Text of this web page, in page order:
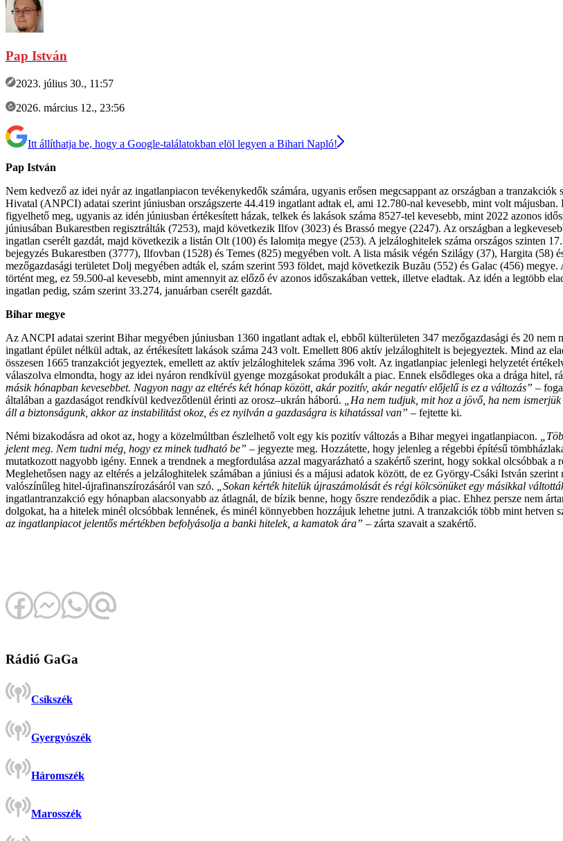
Pap István
2023. július 30., 11:57
2026. március 12., 23:56
Itt állíthatja be, hogy a Google-találatokban elöl legyen a Bihari Napló!
Pap István
Nem kedvező az idei nyár az ingatlanpiacon tevékenykedők számára, ugyanis erősen megcsappant az országban a
Hivatal (ANPCI) adatai szerint júniusban országszerte 44.419 ingatlant adtak el, ami 12.780-nal kevesebb, mint volt
figyelhető meg, ugyanis az idén júniusban értékesített házak, telkek és lakások száma 8527-tel kevesebb, mint 2022 azonos
júniusában Bukarestben regisztrálták (7253), majd következik Ilfov (3023) és Brassó megye (2247). Az országban a
ingatlan cserélt gazdát, majd következik a listán Olt (100) és Ialomița megye (253). A jelzáloghitelek száma országos szinten
bejegyzés Bukarestben (3777), Ilfovban (1528) és Temes (825) megyében volt. A lista másik végén Szilágy (37), Hargita (58)
mezőgazdasági területet Dolj megyében adták el, szám szerint 593 földet, majd következik Buzău (552) és Galac (456)
történt meg, ez 59.500-al kevesebb, mint amennyit az előző év azonos időszakában vettek, illetve eladtak. Az idén a legtöbb
ingatlan pedig, szám szerint 33.274, januárban cserélt gazdát.
Bihar megye
Az ANCPI adatai szerint Bihar megyében júniusban 1360 ingatlant adtak el, ebből külterületen 347 mezőgazdasági és 20
ingatlant épület nélkül adtak, az értékesített lakások száma 243 volt. Emellett 806 aktív jelzáloghitelt is bejegyeztek. Mind az
összesen 1665 tranzakciót jegyeztek, emellett az aktív jelzáloghitelek száma 396 volt. Az ingatlanpiac jelenlegi helyzetét
válaszolva elmondta, hogy az idei nyáron rendkívül gyenge mozgásokat produkált a piac. Ennek elsődleges oka a drága hitel,
másik hónapban kevesebbet. Nagyon nagy az eltérés két hónap között, akár pozitív, akár negatív előjelű is ez a változás” –
általában a gazdaságot rendkívül kedvezőtlenül érinti az orosz–ukrán háború.
„Ha nem tudjuk, mit hoz a jövő, ha nem
áll a biztonságunk, akkor az instabilitást okoz, és ez nyilván a gazdaságra is kihatással van” – fejtette ki.
Némi bizakodásra ad okot az, hogy a közelmúltban észlelhető volt egy kis pozitív változás a Bihar megyei ingatlanpiacon.
jelent meg. Nem tudni még, hogy ez minek tudható be” – jegyezte meg. Hozzátette, hogy jelenleg a régebbi építésű
mutatkozott nagyobb igény. Ennek a trendnek a megfordulása azzal magyarázható a szakértő szerint, hogy sokkal olcsóbbak a
Meglehetősen nagy az eltérés a jelzáloghitelek számában a júniusi és a májusi adatok között, de ez György-Csáki István
valószínűleg hitel-újrafinanszírozásáról van szó. „Sokan kérték hitelük újraszámolását és régi kölcsönüket egy másikkal
ingatlantranzakció egy hónapban alacsonyabb az átlagnál, de bízik benne, hogy őszre rendeződik a piac. Ehhez persze nem
dolgokat, ha a hitelek minél olcsóbbak lennének, és minél könnyebben hozzájuk lehetne jutni. A tranzakciók több mint hetven
az ingatlanpiacot jelentős mértékben befolyásolja a banki hitelek, a kamatok ára” – zárta szavait a szakértő.
Rádió GaGa
Csíkszék
Gyergyószék
Háromszék
Marosszék